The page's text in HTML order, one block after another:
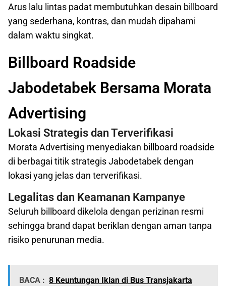
Arus lalu lintas padat membutuhkan desain billboard
yang sederhana, kontras, dan mudah dipahami
dalam waktu singkat.
Billboard Roadside
Jabodetabek Bersama Morata
Advertising
Lokasi Strategis dan Terverifikasi
Morata Advertising menyediakan billboard roadside
di berbagai titik strategis Jabodetabek dengan
lokasi yang jelas dan terverifikasi.
Legalitas dan Keamanan Kampanye
Seluruh billboard dikelola dengan perizinan resmi
sehingga brand dapat beriklan dengan aman tanpa
risiko penurunan media.
BACA : 8 Keuntungan Iklan di Bus Transjakarta